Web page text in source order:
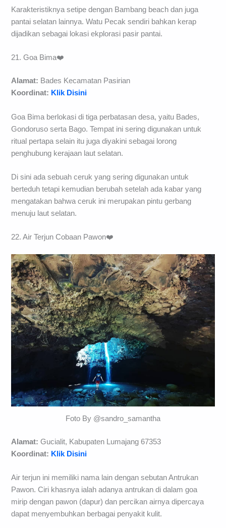
Karakteristiknya setipe dengan Bambang beach dan juga
pantai selatan lainnya. Watu Pecak sendiri bahkan kerap
dijadikan sebagai lokasi ekplorasi pasir pantai.
21. Goa Bima❤️
Alamat: Bades Kecamatan Pasirian
Koordinat: Klik Disini
Goa Bima berlokasi di tiga perbatasan desa, yaitu Bades,
Gondoruso serta Bago. Tempat ini sering digunakan untuk
ritual pertapa selain itu juga diyakini sebagai lorong
penghubung kerajaan laut selatan.
Di sini ada sebuah ceruk yang sering digunakan untuk
berteduh tetapi kemudian berubah setelah ada kabar yang
mengatakan bahwa ceruk ini merupakan pintu gerbang
menuju laut selatan.
22. Air Terjun Cobaan Pawon❤️
Foto By @sandro_samantha
Alamat: Gucialit, Kabupaten Lumajang 67353
Koordinat: Klik Disini
Air terjun ini memiliki nama lain dengan sebutan Antrukan
Pawon. Ciri khasnya ialah adanya antrukan di dalam goa
mirip dengan pawon (dapur) dan percikan airnya dipercaya
dapat menyembuhkan berbagai penyakit kulit.